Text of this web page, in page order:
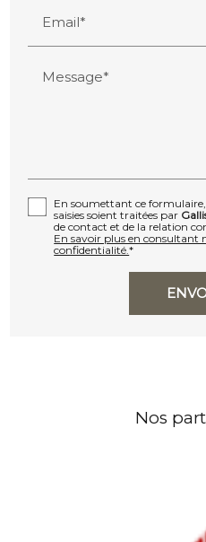
Email*
Message*
En soumettant ce
saisies soient traitées par
de contact et de la relation
En savoir plus en consultant
confidentialité.*
Nos